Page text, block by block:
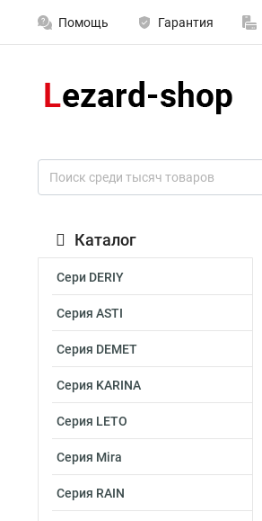
Помощь Гарантия
Каталог
Сери DERIY
Серия ASTI
Серия DEMET
Серия KARINA
Серия LETO
Серия Mira
Серия RAIN